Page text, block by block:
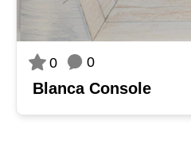
0 0
Blanca Console